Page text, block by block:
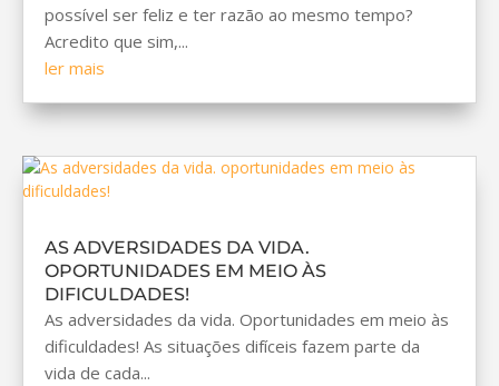
possível ser feliz e ter razão ao mesmo tempo?
Acredito que sim,...
ler mais
AS ADVERSIDADES DA VIDA.
OPORTUNIDADES EM MEIO ÀS
DIFICULDADES!
As adversidades da vida. Oportunidades em meio às
dificuldades! As situações difíceis fazem parte da
vida de cada...